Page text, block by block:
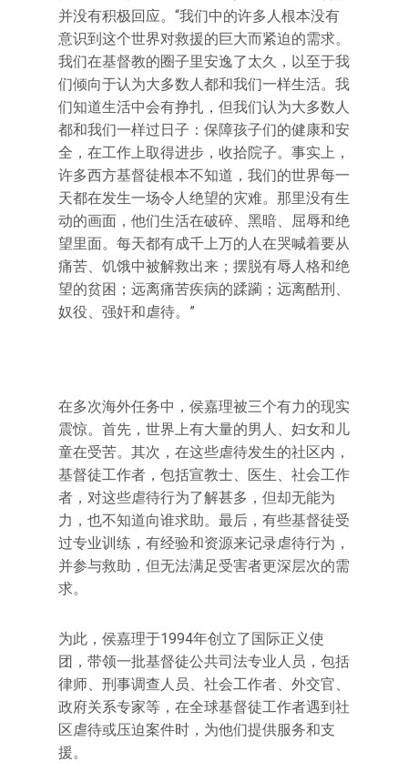
并没有积极回应。“我们中的许多人根本没有
意识到这个世界对救援的巨大而紧迫的需求。
我们在基督教的圈子里安逸了太久，以至于我
们倾向于认为大多数人都和我们一样生活。我
们知道生活中会有挣扎，但我们认为大多数人
都和我们一样过日子：保障孩子们的健康和安
全，在工作上取得进步，收拾院子。事实上，
许多西方基督徒根本不知道，我们的世界每一
天都在发生一场令人绝望的灾难。那里没有生
动的画面，他们生活在破碎、黑暗、屈辱和绝
望里面。每天都有成千上万的人在哭喊着要从
痛苦、饥饿中被解救出来；摆脱有辱人格和绝
望的贫困；远离痛苦疾病的蹂躏；远离酷刑、
奴役、强奸和虐待。”
在多次海外任务中，侯嘉理被三个有力的现实
震惊。首先，世界上有大量的男人、妇女和儿
童在受苦。其次，在这些虐待发生的社区内，
基督徒工作者，包括宣教士、医生、社会工作
者，对这些虐待行为了解甚多，但却无能为
力，也不知道向谁求助。最后，有些基督徒受
过专业训练，有经验和资源来记录虐待行为，
并参与救助，但无法满足受害者更深层次的需
求。
为此，侯嘉理于1994年创立了国际正义使
团，带领一批基督徒公共司法专业人员，包括
律师、刑事调查人员、社会工作者、外交官、
政府关系专家等，在全球基督徒工作者遇到社
区虐待或压迫案件时，为他们提供服务和支
援。